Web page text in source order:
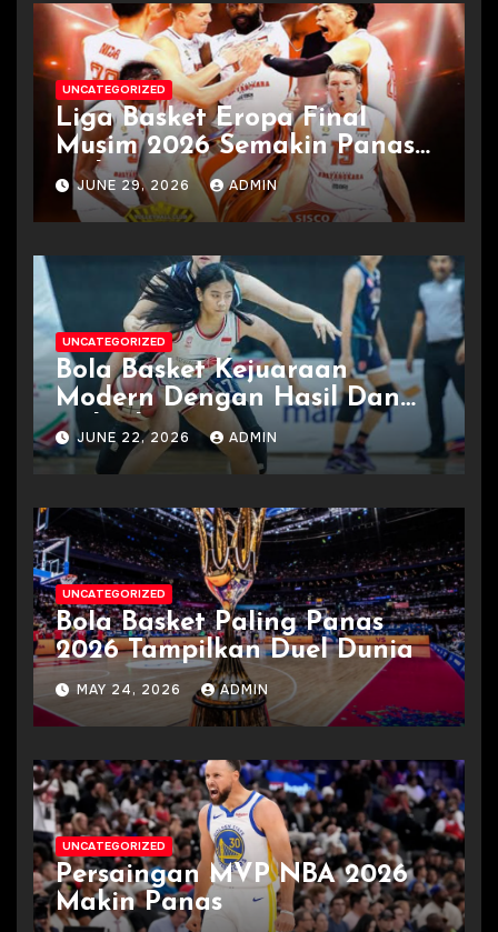
UNCATEGORIZED
Liga Basket Eropa Final
Musim 2026 Semakin Panas
Terkini
JUNE 29, 2026 ADMIN
UNCATEGORIZED
Bola Basket Kejuaraan
Modern Dengan Hasil Dan
Jadwal
JUNE 22, 2026 ADMIN
UNCATEGORIZED
Bola Basket Paling Panas
2026 Tampilkan Duel Dunia
MAY 24, 2026 ADMIN
UNCATEGORIZED
Persaingan MVP NBA 2026
Makin Panas